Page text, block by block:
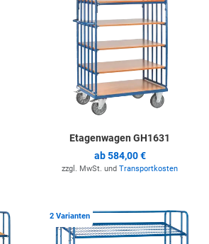
Etagenwagen GH1631
ab584,00 €
zzgl. MwSt. und Transportkosten
Zur Merkliste hinzufügen
2 Varianten